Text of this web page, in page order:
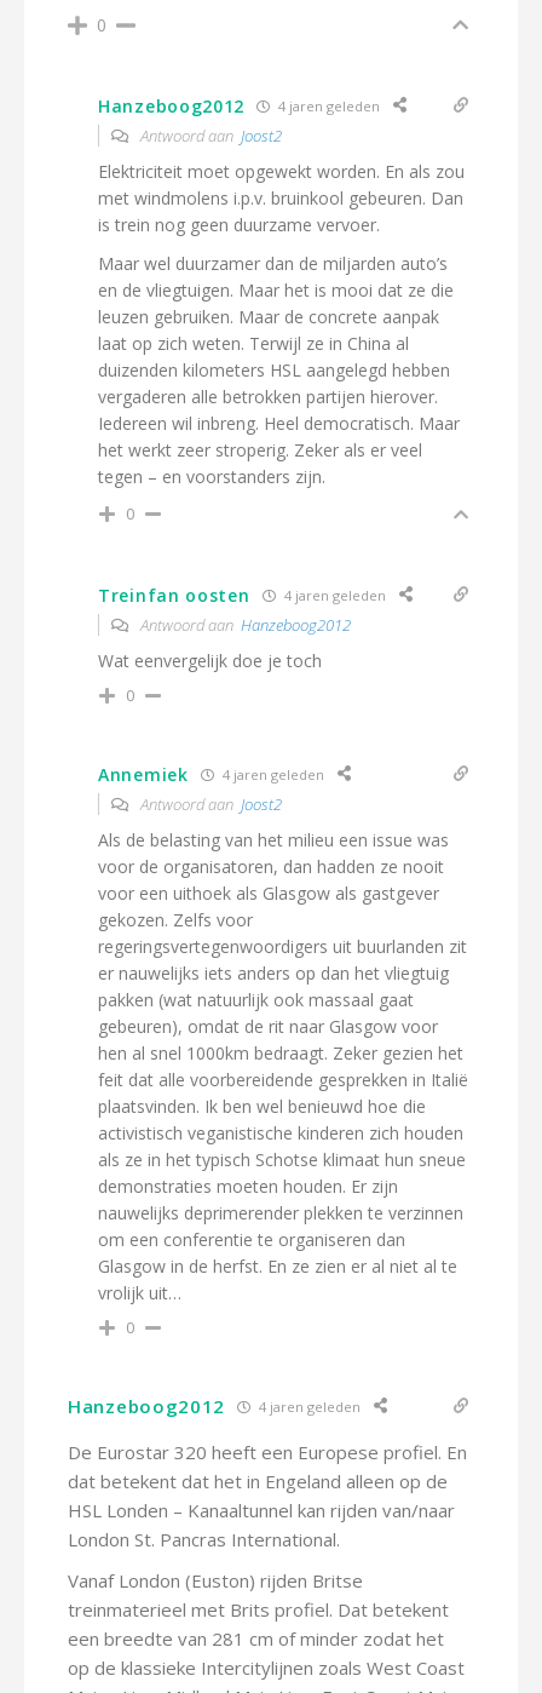
0
Hanzeboog2012 4 jaren geleden
Antwoord aan Joost2
Elektriciteit moet opgewekt worden. En als zou
met windmolens i.p.v. bruinkool gebeuren. Dan
is trein nog geen duurzame vervoer.
Maar wel duurzamer dan de miljarden auto’s
en de vliegtuigen. Maar het is mooi dat ze die
leuzen gebruiken. Maar de concrete aanpak
laat op zich weten. Terwijl ze in China al
duizenden kilometers HSL aangelegd hebben
vergaderen alle betrokken partijen hierover.
Iedereen wil inbreng. Heel democratisch. Maar
het werkt zeer stroperig. Zeker als er veel
tegen – en voorstanders zijn.
0
Treinfan oosten 4 jaren geleden
Antwoord aan Hanzeboog2012
Wat eenvergelijk doe je toch
0
Annemiek 4 jaren geleden
Antwoord aan Joost2
Als de belasting van het milieu een issue was
voor de organisatoren, dan hadden ze nooit
voor een uithoek als Glasgow als gastgever
gekozen. Zelfs voor
regeringsvertegenwoordigers uit buurlanden zit
er nauwelijks iets anders op dan het vliegtuig
pakken (wat natuurlijk ook massaal gaat
gebeuren), omdat de rit naar Glasgow voor
hen al snel 1000km bedraagt. Zeker gezien het
feit dat alle voorbereidende gesprekken in Italië
plaatsvinden. Ik ben wel benieuwd hoe die
activistisch veganistische kinderen zich houden
als ze in het typisch Schotse klimaat hun sneue
demonstraties moeten houden. Er zijn
nauwelijks deprimerender plekken te verzinnen
om een conferentie te organiseren dan
Glasgow in de herfst. En ze zien er al niet al te
vrolijk uit…
0
Hanzeboog2012 4 jaren geleden
De Eurostar 320 heeft een Europese profiel. En
dat betekent dat het in Engeland alleen op de
HSL Londen – Kanaaltunnel kan rijden van/naar
London St. Pancras International.
Vanaf London (Euston) rijden Britse
treinmaterieel met Brits profiel. Dat betekent
een breedte van 281 cm of minder zodat het
op de klassieke Intercitylijnen zoals West Coast